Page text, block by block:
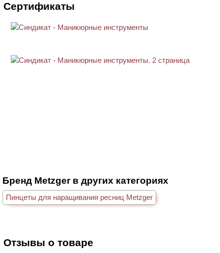
Сертификаты
Бренд Metzger в других категориях
Пинцеты для наращивания ресниц Metzger
Отзывы о товаре